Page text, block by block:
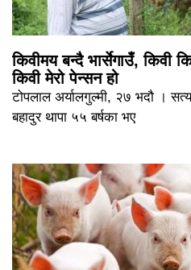
किवीमय बन्दै भार्सेगाउँ, किवी
किवी मेरो पेन्सन हो
टोपलाल अर्यालगुल्मी, २७ भदौ ।
बहादुर थापा ५५ बर्षका भए